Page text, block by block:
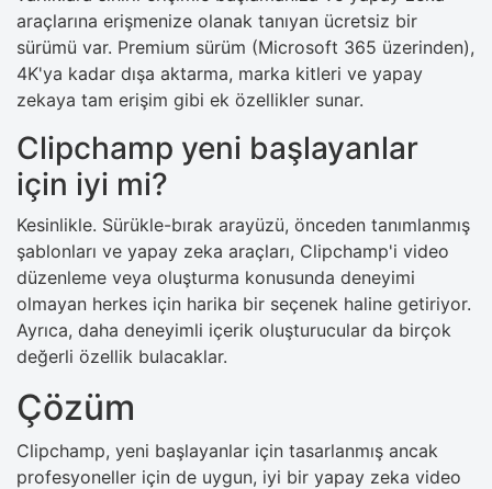
araçlarına erişmenize olanak tanıyan ücretsiz bir
sürümü var. Premium sürüm (Microsoft 365 üzerinden),
4K'ya kadar dışa aktarma, marka kitleri ve yapay
zekaya tam erişim gibi ek özellikler sunar.
Clipchamp yeni başlayanlar
için iyi mi?
Kesinlikle. Sürükle-bırak arayüzü, önceden tanımlanmış
şablonları ve yapay zeka araçları, Clipchamp'i video
düzenleme veya oluşturma konusunda deneyimi
olmayan herkes için harika bir seçenek haline getiriyor.
Ayrıca, daha deneyimli içerik oluşturucular da birçok
değerli özellik bulacaklar.
Çözüm
Clipchamp, yeni başlayanlar için tasarlanmış ancak
profesyoneller için de uygun, iyi bir yapay zeka video